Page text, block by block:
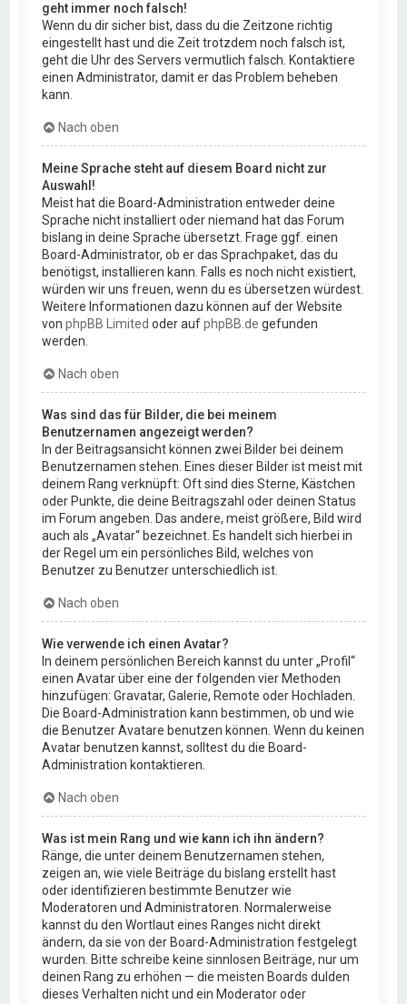
geht immer noch falsch!
Wenn du dir sicher bist, dass du die Zeitzone richtig
eingestellt hast und die Zeit trotzdem noch falsch ist,
geht die Uhr des Servers vermutlich falsch. Kontaktiere
einen Administrator, damit er das Problem beheben
kann.
Nach oben
Meine Sprache steht auf diesem Board nicht zur
Auswahl!
Meist hat die Board-Administration entweder deine
Sprache nicht installiert oder niemand hat das Forum
bislang in deine Sprache übersetzt. Frage ggf. einen
Board-Administrator, ob er das Sprachpaket, das du
benötigst, installieren kann. Falls es noch nicht existiert,
würden wir uns freuen, wenn du es übersetzen würdest.
Weitere Informationen dazu können auf der Website
vonphpBB Limited oder aufphpBB.de gefunden
werden.
Nach oben
Was sind das für Bilder, die bei meinem
Benutzernamen angezeigt werden?
In der Beitragsansicht können zwei Bilder bei deinem
Benutzernamen stehen. Eines dieser Bilder ist meist mit
deinem Rang verknüpft: Oft sind dies Sterne, Kästchen
oder Punkte, die deine Beitragszahl oder deinen Status
im Forum angeben. Das andere, meist größere, Bild wird
auch als „Avatar“ bezeichnet. Es handelt sich hierbei in
der Regel um ein persönliches Bild, welches von
Benutzer zu Benutzer unterschiedlich ist.
Nach oben
Wie verwende ich einen Avatar?
In deinem persönlichen Bereich kannst du unter „Profil“
einen Avatar über eine der folgenden vier Methoden
hinzufügen: Gravatar, Galerie, Remote oder Hochladen.
Die Board-Administration kann bestimmen, ob und wie
die Benutzer Avatare benutzen können. Wenn du keinen
Avatar benutzen kannst, solltest du die Board-
Administration kontaktieren.
Nach oben
Was ist mein Rang und wie kann ich ihn ändern?
Ränge, die unter deinem Benutzernamen stehen,
zeigen an, wie viele Beiträge du bislang erstellt hast
oder identifizieren bestimmte Benutzer wie
Moderatoren und Administratoren. Normalerweise
kannst du den Wortlaut eines Ranges nicht direkt
ändern, da sie von der Board-Administration festgelegt
wurden. Bitte schreibe keine sinnlosen Beiträge, nur um
deinen Rang zu erhöhen — die meisten Boards dulden
dieses Verhalten nicht und ein Moderator oder